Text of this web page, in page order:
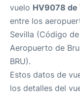
vuelo HV9078 de
entre los
Sevilla (Código
Aeropuerto de
BRU).
Estos datos de
los detalles del